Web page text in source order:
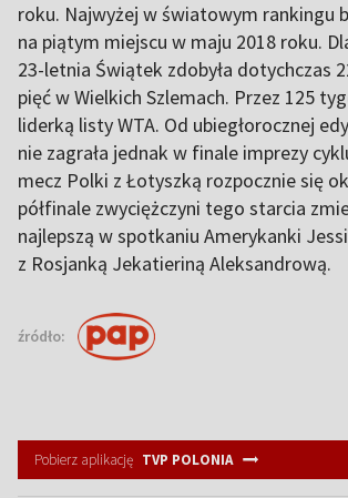
roku. Najwyżej w światowym rankingu
na piątym miejscu w maju 2018 roku.
23-letnia Świątek zdobyła dotychczas
pięć w Wielkich Szlemach. Przez 125
liderką listy WTA. Od ubiegłorocznej
nie zagrała jednak w finale imprezy
mecz Polki z Łotyszką rozpocznie się
półfinale zwyciężczyni tego starcia
najlepszą w spotkaniu Amerykanki
z Rosjanką Jekatieriną Aleksandrową.
źródło:
Pobierz aplikację TVP POLONIA